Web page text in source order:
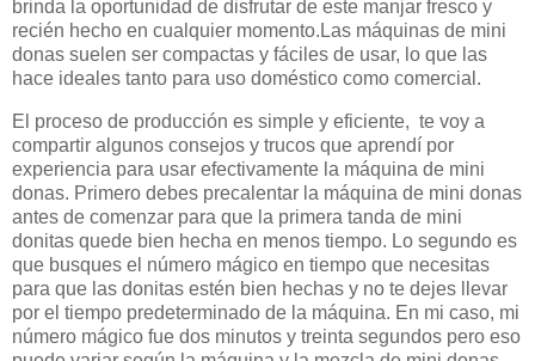
brinda la oportunidad de disfrutar de este manjar fresco y
recién hecho en cualquier momento.Las máquinas de mini
donas suelen ser compactas y fáciles de usar, lo que las
hace ideales tanto para uso doméstico como comercial.
El proceso de producción es simple y eficiente, te voy a
compartir algunos consejos y trucos que aprendí por
experiencia para usar efectivamente la máquina de mini
donas. Primero debes precalentar la máquina de mini donas
antes de comenzar para que la primera tanda de mini
donitas quede bien hecha en menos tiempo. Lo segundo es
que busques el número mágico en tiempo que necesitas
para que las donitas estén bien hechas y no te dejes llevar
por el tiempo predeterminado de la máquina. En mi caso, mi
número mágico fue dos minutos y treinta segundos pero eso